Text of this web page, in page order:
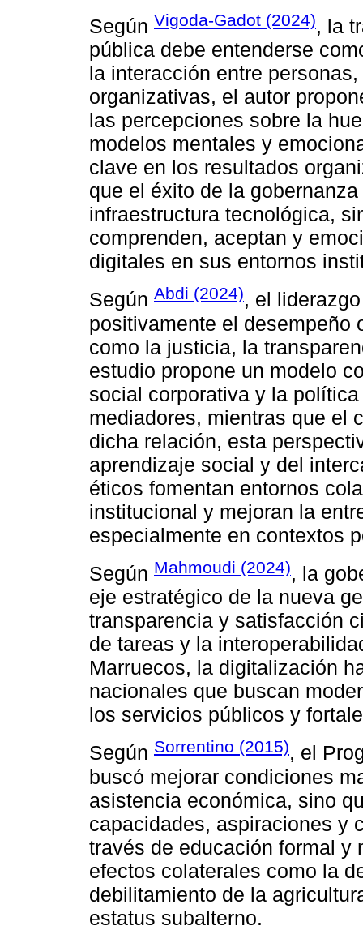
Según Vigoda-Gadot (2024), la
pública debe entenderse
la interacción entre
organizativas, el autor
las percepciones sobre la
modelos mentales y
clave en los resultados
que el éxito de la
infraestructura tecnológica,
comprenden, aceptan y
digitales en sus entornos
Según Abdi (2024), el
positivamente el desempeño
como la justicia, la
estudio propone un modelo
social corporativa y la
mediadores, mientras que el
dicha relación, esta
aprendizaje social y del
éticos fomentan entornos
institucional y mejoran la
especialmente en contextos
Según Mahmoudi (2024), la
eje estratégico de la nueva
transparencia y satisfacción
de tareas y la
Marruecos, la digitalización
nacionales que buscan
los servicios públicos y
Según Sorrentino (2015), el
buscó mejorar condiciones
asistencia económica, sino
capacidades, aspiraciones y
través de educación formal y
efectos colaterales como la
debilitamiento de la
estatus subalterno.